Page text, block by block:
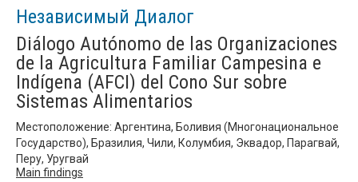
Независимый Диалог
Diálogo Autónomo de las Organizaciones
de la Agricultura Familiar Campesina e
Indígena (AFCI) del Cono Sur sobre
Sistemas Alimentarios
Местоположение: Аргентина, Боливия (Многонациональное
Государство), Бразилия, Чили, Колумбия, Эквадор, Парагвай,
Перу, Уругвай
Main findings